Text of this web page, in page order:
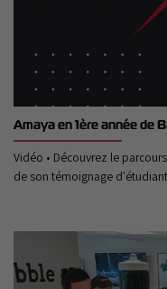
Amaya en 1ère année de
Vidéo • Découvrez le
de son témoignage